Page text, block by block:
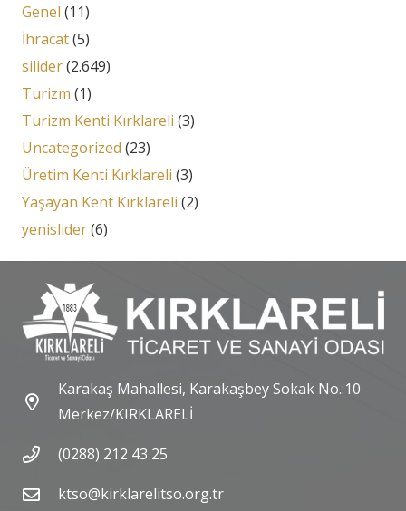
Genel (11)
İhracat(5)
silider(2.649)
Turizm (1)
Turizm Kenti Kırklareli (3)
Uncategorized (23)
Üretim Kenti Kırklareli (3)
Yaşayan Kent Kırklareli (2)
yenislider(6)
Karakaş Mahallesi, Karakaşbey Sokak No.:10
Merkez/KIRKLARELİ
(0288) 212 43 25
ktso@kirklarelitso.org.tr